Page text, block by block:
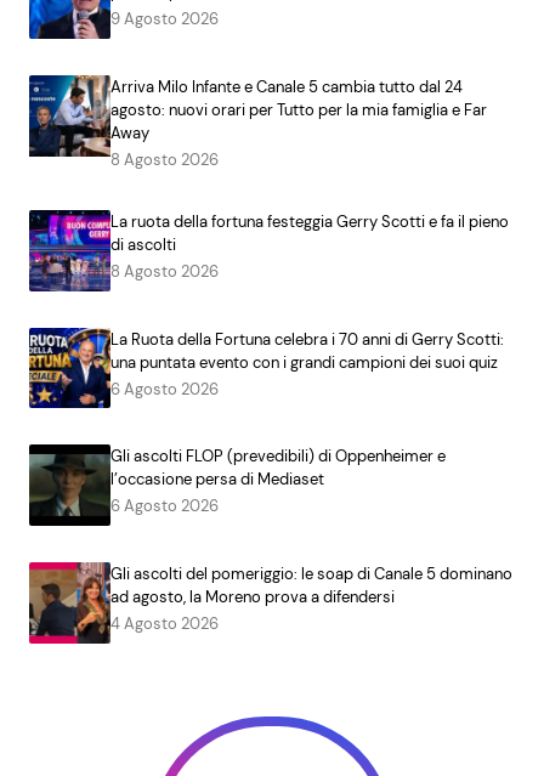
9 Agosto 2026
Arriva Milo Infante e Canale 5 cambia tutto dal 24
agosto: nuovi orari per Tutto per la mia famiglia e Far
Away
8 Agosto 2026
La ruota della fortuna festeggia Gerry Scotti e fa il pieno
di ascolti
8 Agosto 2026
La Ruota della Fortuna celebra i 70 anni di Gerry Scotti:
una puntata evento con i grandi campioni dei suoi quiz
6 Agosto 2026
Gli ascolti FLOP (prevedibili) di Oppenheimer e
l’occasione persa di Mediaset
6 Agosto 2026
Gli ascolti del pomeriggio: le soap di Canale 5 dominano
ad agosto, la Moreno prova a difendersi
4 Agosto 2026